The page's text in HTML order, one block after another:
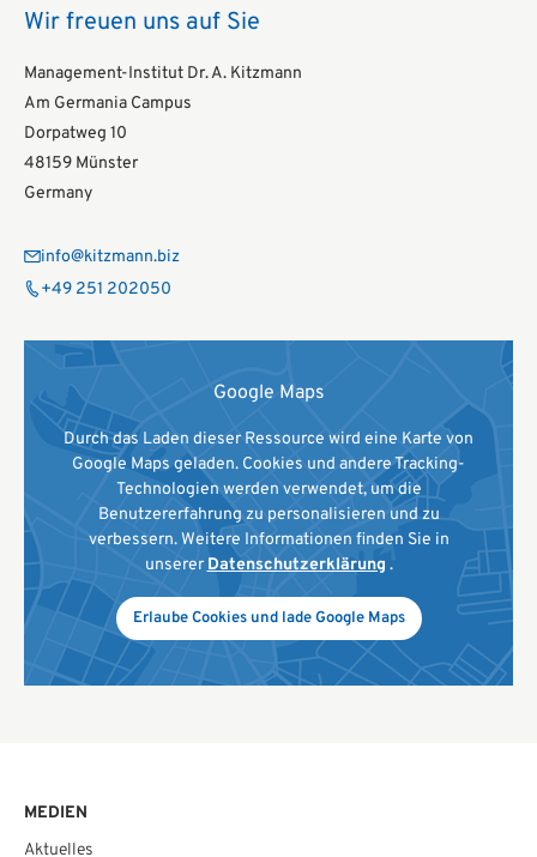
Wir freuen uns auf Sie
Management-Institut Dr. A. Kitzmann
Am Germania Campus
Dorpatweg 10
48159 Münster
Germany
info@kitzmann.biz
+49 251 202050
Google Maps
Durch das Laden dieser Ressource wird eine Karte von
Google Maps geladen. Cookies und andere Tracking-
Technologien werden verwendet, um die
Benutzererfahrung zu personalisieren und zu
verbessern. Weitere Informationen finden Sie in
unserer Datenschutzerklärung .
Erlaube Cookies und lade Google Maps
MEDIEN
Aktuelles